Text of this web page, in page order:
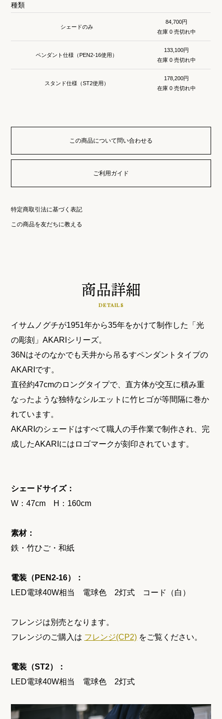
種類
シェードのみ
84,700円
在庫 0 売切れ中
ペンダント仕様（PEN2-16使用）
133,100円
在庫 0 売切れ中
スタンド仕様（ST2使用）
178,200円
在庫 0 売切れ中
この商品について問い合わせる
ご利用ガイド
特定商取引法に基づく表記
この商品を友だちに教える
商品詳細
DETAILS
イサムノグチが1951年から35年をかけて制作した「光
の彫刻」AKARIシリーズ。
36Nはそのなかでも天井から吊るすペンダントタイプの
AKARIです。
直径約47cmのロングタイプで、直方体が交互に積み重
なったような独特なシルエットに竹ヒゴが等間隔に巻か
れています。
AKARIのシェードはすべて職人の手作業で制作され、完
成したAKARIにはロゴマークが刻印されています。
シェードサイズ：
W：47cm H：160cm
素材：
鉄・竹ひご・和紙
電装（PEN2-16）：
LED電球40W相当 電球色 2灯式 コード（白）
フレンジは別売となります。
フレンジのご購入は フレンジ(CP2) をご覧ください。
電装（ST2）：
LED電球40W相当 電球色 2灯式